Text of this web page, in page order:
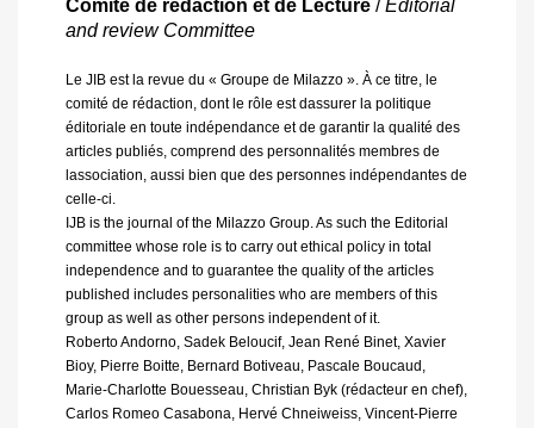
Comité de rédaction et de Lecture / Editorial
and review Committee
Le JIB est la revue du « Groupe de Milazzo ». À ce titre, le
comité de rédaction, dont le rôle est dassurer la politique
éditoriale en toute indépendance et de garantir la qualité des
articles publiés, comprend des personnalités membres de
lassociation, aussi bien que des personnes indépendantes de
celle-ci.
IJB is the journal of the Milazzo Group. As such the Editorial
committee whose role is to carry out ethical policy in total
independence and to guarantee the quality of the articles
published includes personalities who are members of this
group as well as other persons independent of it.
Roberto Andorno, Sadek Beloucif, Jean René Binet, Xavier
Bioy, Pierre Boitte, Bernard Botiveau, Pascale Boucaud,
Marie-Charlotte Bouesseau, Christian Byk (rédacteur en chef),
Carlos Romeo Casabona, Hervé Chneiweiss, Vincent-Pierre